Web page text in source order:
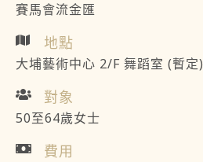
賽馬會流金匯
地點
大埔藝術中心 2/F 舞蹈室 (暫定)
對象
50至64歲女士
費用